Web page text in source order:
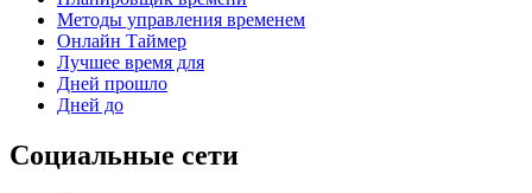
Методы управления временем
Онлайн Таймер
Лучшее время для
Дней прошло
Дней до
Социальные сети